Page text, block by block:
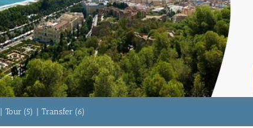
| Tour (5) | Transfer (6)